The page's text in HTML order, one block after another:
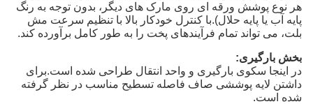
هر نوع پوشش ورقه ای روی مارک های دیگر، بدون توجه به رنگ
پایه آب یا پایه حلال).با کنترل خودکار بالا با تنظیم سرعت مش
بلت، می تواند تمام فرآیندهای پخت را به طور کامل برآورده کند.
بخش بارگیری:
در اینجا سکوی بارگیری و واحد انتقال طراحی شده است.برای
داشتن لایه پوششی صاف فاصله تسطیح مناسب در نظر گرفته
شده است.